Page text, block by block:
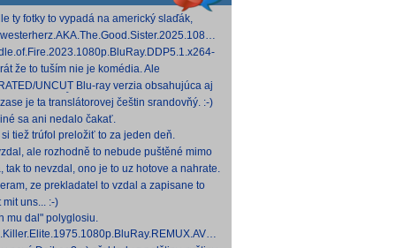
ty fotky to vypadá na americký slaďák,
opak je pravdou..... Kdysi jsem četl i
cinepth [5,88 GB] Nemecké
[18,74 GB]
že to tuším nie je komédia. Ale
sa môže konať. Možno príde aj
pes a tomu
UNCUT Blu-ray verzia obsahujúca aj
Skarsgårda, explicitnejšie zábery sexu
je ta translátorovej češtin srandovňý. :-)
sa ani nedalo čakať.
si tiež trúfol preložiť to za jeden deň.
ale rozhodně to nebude puštěné mimo
Samozřejmě překladač.
tak to nevzdal, ono je to uz hotove a nahrate.
ze prekladatel to vzdal a zapisane to
mit uns... :-)
mu dal" polyglosiu.